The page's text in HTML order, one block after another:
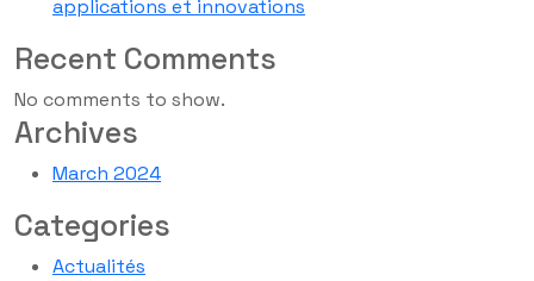
applications et innovations
Recent Comments
No comments to show.
Archives
March 2024
Categories
Actualités